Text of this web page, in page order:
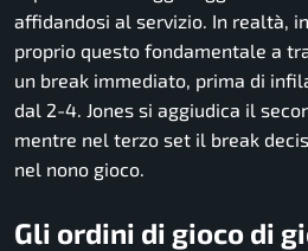
affidandosi al servizio. In realtà,
proprio questo fondamentale a
un break immediato, prima di
dal 2-4. Jones si aggiudica il
mentre nel terzo set il break
nel nono gioco.
Gli ordini di gioco di